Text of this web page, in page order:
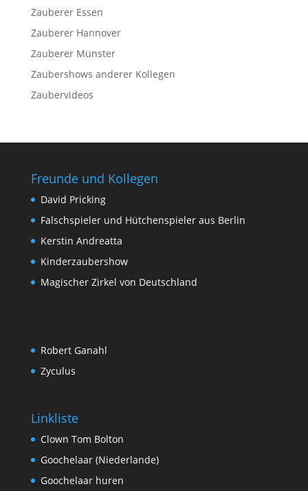
Zauberer Essen
Zauberer Hannover
Zauberer Münster
Zaubershows anderer Kollegen
Zaubervideos
Freunde und Kollegen
David Pricking
Falschspieler und Hütchenspieler aus Berlin
Kerstin Andreatta
Kinderzaubershow
Magischer Zirkel von Deutschland
Robert Ganahl
Zyculus
Linkliste
Clown Tom Bolton
Goochelaar (Niederlande)
Goochelaar huren